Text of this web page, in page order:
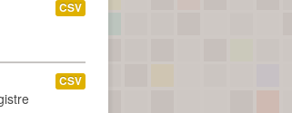
CSV
CSV